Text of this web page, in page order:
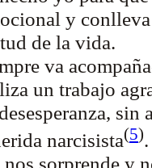
y
de la vida.
va
un trabajo
narcisista(5)
sorprende y